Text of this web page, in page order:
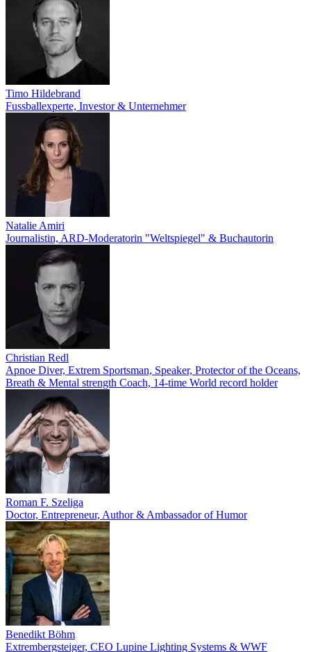
Timo Hildebrand
Fussballexperte, Investor & Unternehmer
Natalie Amiri
Journalistin, ARD-Moderatorin "Weltspiegel" & Buchautorin
Christian Redl
Apnoe Diver, Extrem Sportsman, Speaker, Protector of the Oceans,
Breath & Mental strength Coach, 14-time World record holder
Roman F. Szeliga
Doctor, Entrepreneur, Author & Ambassador of Humor
Benedikt Böhm
Extrembergsteiger, CEO Lupine Lighting Systems & WWF